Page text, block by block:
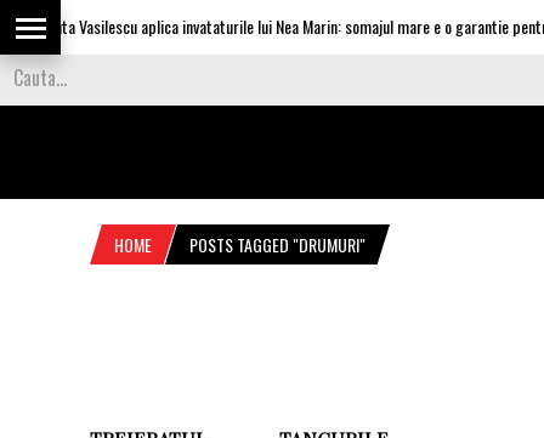
Olguta Vasilescu aplica invataturile lui Nea Marin: somajul mare e o garantie
HOME POSTS TAGGED "DRUMURI"